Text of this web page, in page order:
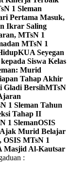
1 Sleman
Pertama Masuk,
Ikrar Saling
MTsN 1
MTsN 1
KUA Seyegan
Siswa Kelas
Murid
Tahap Akhir
Gladi BersihMTsN
1 Sleman Tahun
Tahap II
1 SlemanOSIS
Ajak Murid Belajar
OSIS MTsN 1
Masjid Al-Kautsar
: